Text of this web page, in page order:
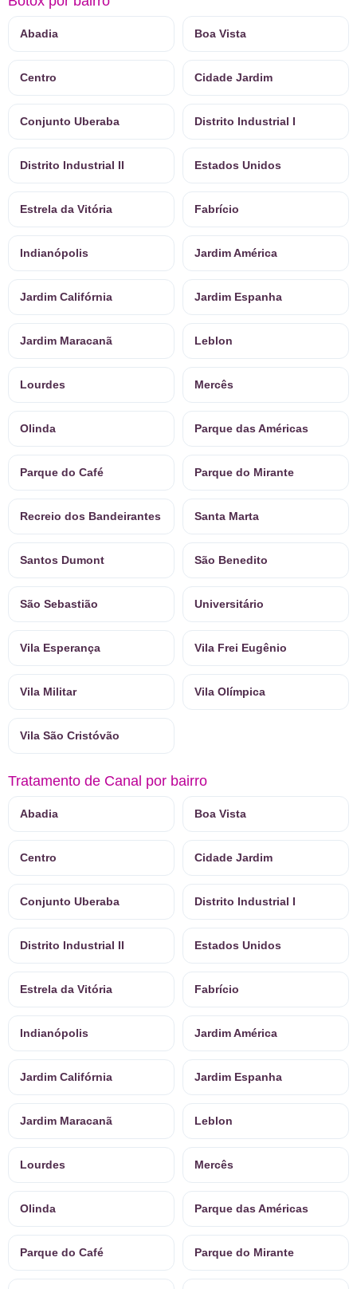
Abadia Boa Vista
Centro Cidade Jardim
Conjunto Uberaba Distrito Industrial I
Distrito Industrial II Estados Unidos
Estrela da Vitória Fabrício
Indianópolis Jardim América
Jardim Califórnia Jardim Espanha
Jardim Maracanã Leblon
Lourdes Mercês
Olinda Parque das Américas
Parque do Café Parque do Mirante
Recreio dos Bandeirantes Santa Marta
Santos Dumont São Benedito
São Sebastião Universitário
Vila Esperança Vila Frei Eugênio
Vila Militar Vila Olímpica
Vila São Cristóvão
Tratamento de Canal por bairro
Abadia Boa Vista
Centro Cidade Jardim
Conjunto Uberaba Distrito Industrial I
Distrito Industrial II Estados Unidos
Estrela da Vitória Fabrício
Indianópolis Jardim América
Jardim Califórnia Jardim Espanha
Jardim Maracanã Leblon
Lourdes Mercês
Olinda Parque das Américas
Parque do Café Parque do Mirante